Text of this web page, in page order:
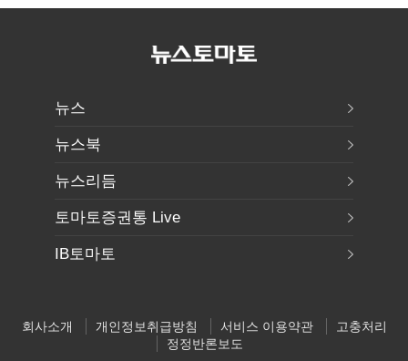
대응 매뉴얼
뉴스
뉴스북
뉴스리듬
토마토증권통 Live
IB토마토
회사소개 개인정보취급방침 서비스 이용약관
고충처리
정정반론보도